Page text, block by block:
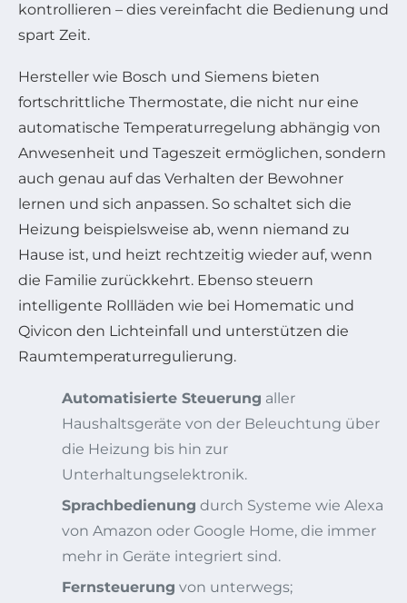
kontrollieren – dies vereinfacht die Bedienung und
spart Zeit.
Hersteller wie Bosch und Siemens bieten
fortschrittliche Thermostate, die nicht nur eine
automatische Temperaturregelung abhängig von
Anwesenheit und Tageszeit ermöglichen, sondern
auch genau auf das Verhalten der Bewohner
lernen und sich anpassen. So schaltet sich die
Heizung beispielsweise ab, wenn niemand zu
Hause ist, und heizt rechtzeitig wieder auf, wenn
die Familie zurückkehrt. Ebenso steuern
intelligente Rollläden wie bei Homematic und
Qivicon den Lichteinfall und unterstützen die
Raumtemperaturregulierung.
Automatisierte Steuerung aller
Haushaltsgeräte von der Beleuchtung über
die Heizung bis hin zur
Unterhaltungselektronik.
Sprachbedienung durch Systeme wie Alexa
von Amazon oder Google Home, die immer
mehr in Geräte integriert sind.
Fernsteuerung von unterwegs;